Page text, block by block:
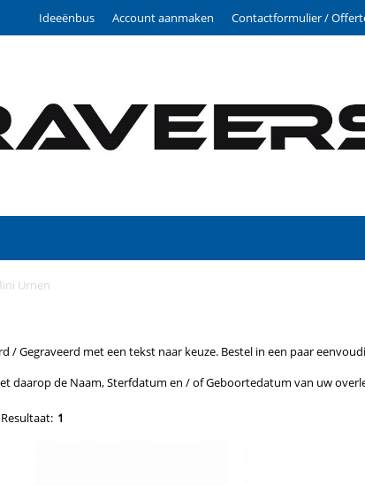
Ideeënbus Account aanmaken Contactformulier /
Urnen
/ Gegraveerd met een tekst naar keuze. Bestel in een paar
daarop de Naam, Sterfdatum en / of Geboortedatum van uw
Resultaat: 1